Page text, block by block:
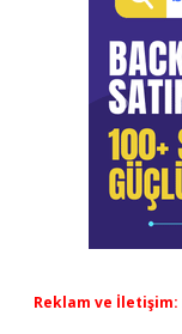
Reklam ve İletişim: